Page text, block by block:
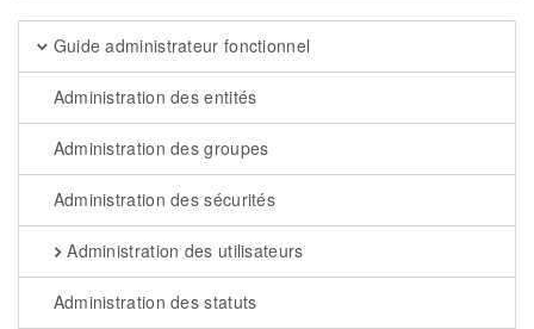
Guide administrateur fonctionnel
Administration des entités
Administration des groupes
Administration des sécurités
Administration des utilisateurs
Administration des statuts